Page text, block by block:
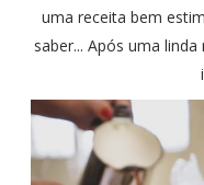
uma receita bem
saber... Após uma